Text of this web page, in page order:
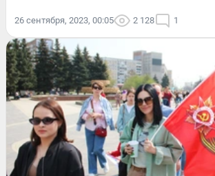
26 сентября, 2023, 00:05 2 128 1